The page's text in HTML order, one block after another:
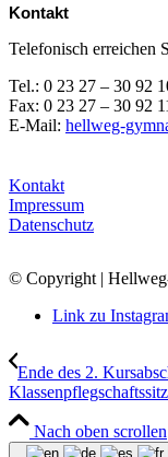
Kontakt
Telefonisch erreichen
Tel.: 0 23 27 – 30 92
Fax: 0 23 27 – 30 92
E-Mail: hellweg-
Kontakt
Impressum
Datenschutz
© Copyright |
Link zu
Ende des 2.
Nach oben scrollen